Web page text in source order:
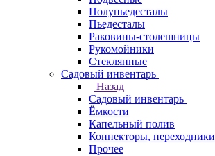
Полупьедесталы
Пьедесталы
Раковины-столешницы
Рукомойники
Стеклянные
Садовый инвентарь
Назад
Садовый инвентарь
Ёмкости
Капельный полив
Коннекторы, переходники
Прочее